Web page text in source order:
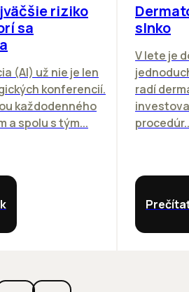
riziko
sa
(AI) už nie je len
konferencií.
každodenného
a spolu s tým...
slnko
V lete je
radí